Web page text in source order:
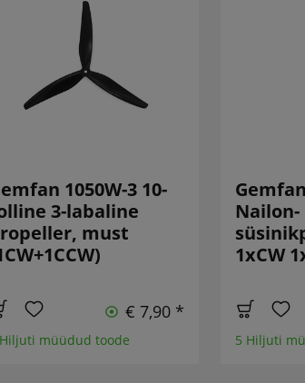
1050W-3 10-
3-labaline
must
€ 7,90 *
müüdud toode
Nailon-
1xCW
5 Hiljuti